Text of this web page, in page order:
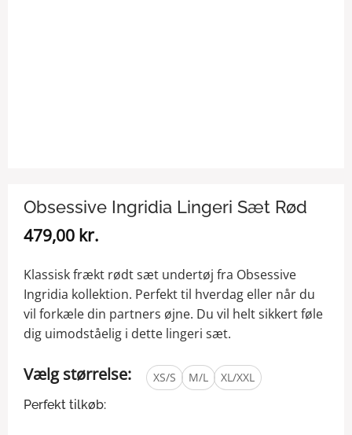
Obsessive Ingridia Lingeri Sæt Rød
479,00 kr.
Klassisk frækt rødt sæt undertøj fra Obsessive
Ingridia kollektion. Perfekt til hverdag eller når du
vil forkæle din partners øjne. Du vil helt sikkert føle
dig uimodståelig i dette lingeri sæt.
Vælg størrelse: XS/S M/L
XL/XXL
Perfekt tilkøb: